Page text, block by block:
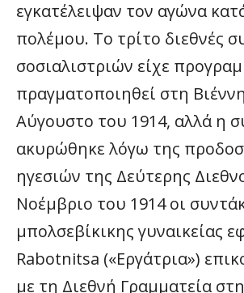
εγκατέλειψαν τον αγώνα
πολέμου. Το τρίτο διεθνές
σοσιαλιστριών είχε
πραγματοποιηθεί στη
Αύγουστο του 1914, αλλά η
ακυρώθηκε λόγω της
ηγεσιών της Δεύτερης
Νοέμβριο του 1914 οι
μπολσεβίκικης γυναικείας
Rabotnitsa («Εργάτρια»)
με τη Διεθνή Γραμματεία στη